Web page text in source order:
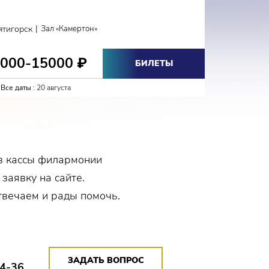
и
| Зал «Камертон»
15000 ₽ БИЛЕТЫ
Все даты : 20 августа
кассы филармонии
на сайте.
и рады помочь.
ЗАДАТЬ ВОПРОС